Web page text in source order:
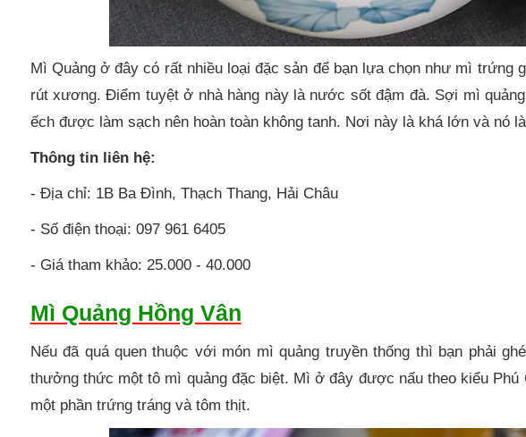
Mì Quảng ở đây có rất nhiều loại đặc sản để bạn lựa chọn như mì
rút xương. Điểm tuyệt ở nhà hàng này là nước sốt đậm đà. Sợi mì
ếch được làm sạch nên hoàn toàn không tanh. Nơi này là khá lớn và nó
Thông tin liên hệ:
- Địa chỉ: 1B Ba Đình, Thạch Thang, Hải Châu
- Số điện thoại: 097 961 6405
- Giá tham khảo: 25.000 - 40.000
Mì Quảng Hồng Vân
Nếu đã quá quen thuộc với món mì quảng truyền thống thì bạn phải
thưởng thức một tô mì quảng đặc biệt. Mì ở đây được nấu theo kiểu
một phần trứng tráng và tôm thịt.